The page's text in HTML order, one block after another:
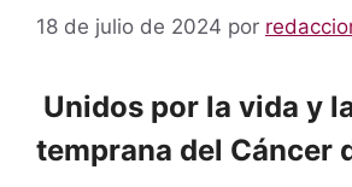
18 de julio de 2024 por
Unidos por la vida y
temprana del Cáncer